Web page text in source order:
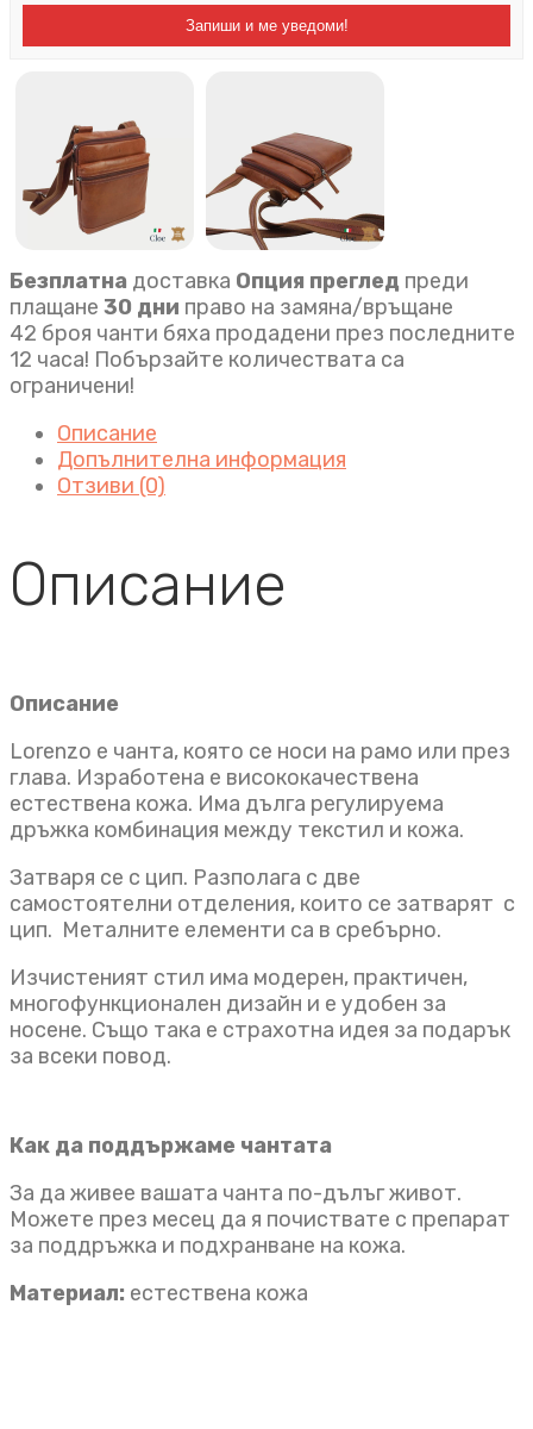
Запиши и ме уведоми!
Безплатна доставка Опция преглед преди
плащане 30 дни право на замяна/връщане
42 броя чанти бяха продадени през последните
12 часа! Побързайте количествата са
ограничени!
Описание
Допълнителна информация
Отзиви (0)
Описание
Описание
Lorenzo e чанта, която се носи на рамо или през
глава. Изработена е висококачествена
естествена кожа. Има дълга регулируема
дръжка комбинация между текстил и кожа.
Затваря се с цип. Разполага с две
самостоятелни отделения, които се затварят с
цип. Металните елементи са в сребърно.
Изчистеният стил има модерен, практичен,
многофункционален дизайн и е удобен за
носене. Също така е страхотна идея за подарък
за всеки повод.
Как да поддържаме чантата
За да живее вашата чанта по-дълъг живот.
Можете през месец да я почиствате с препарат
за поддръжка и подхранване на кожа.
Материал: естествена кожа